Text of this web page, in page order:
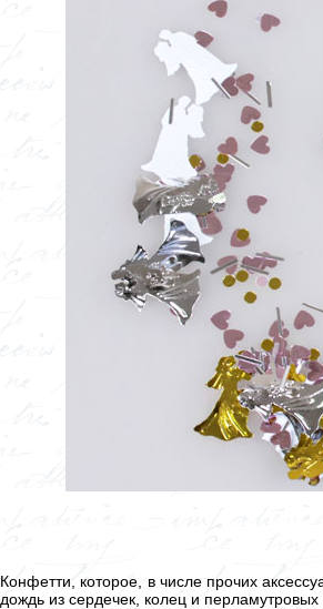
Конфетти, которое, в числе прочих
дождь из сердечек, колец и